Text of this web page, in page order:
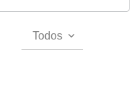
Todos